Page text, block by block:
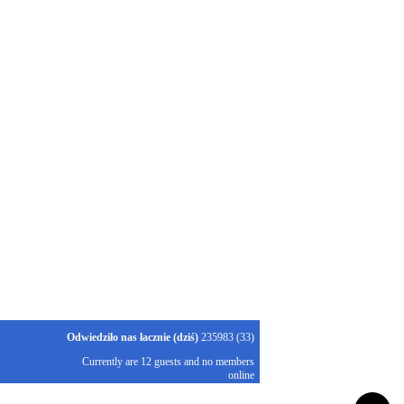
Odwiedziło nas łacznie (dziś) 235983 (33)
Currently are 12 guests and no members
online